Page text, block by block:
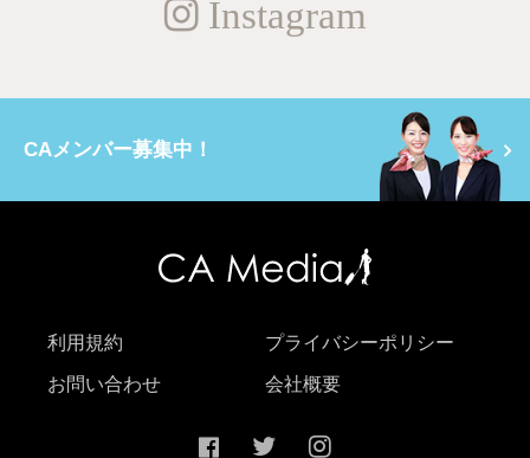
Instagram
CAメンバー募集中！
利用規約 プライバシーポリシー
お問い合わせ 会社概要